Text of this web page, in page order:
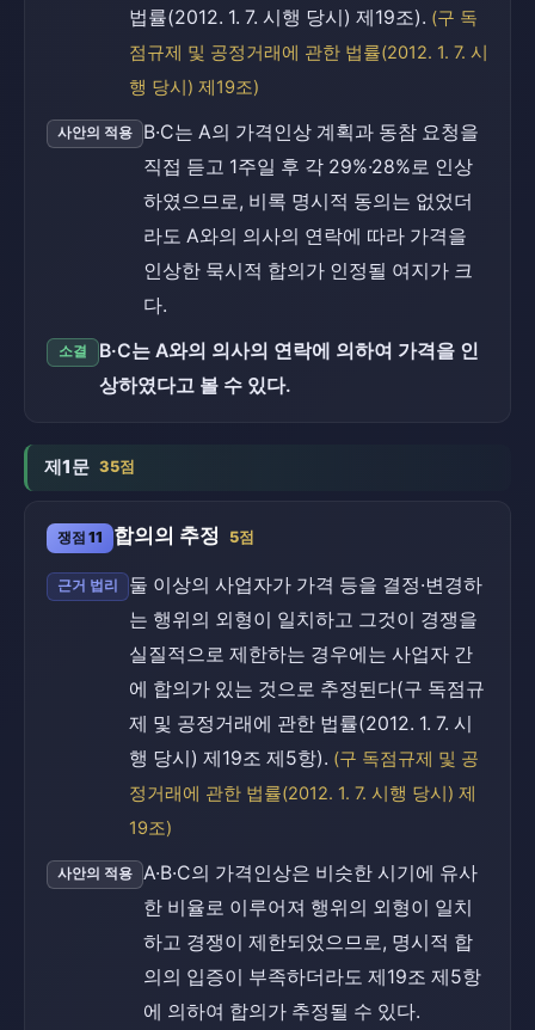
법률(2012. 1. 7. 시행 당시) 제19조). (구 독
점규제 및 공정거래에 관한 법률(2012. 1. 7. 시
행 당시) 제19조)
사안의 적용
B·C는 A의 가격인상 계획과 동참 요청을
직접 듣고 1주일 후 각 29%·28%로 인상
하였으므로, 비록 명시적 동의는 없었더
라도 A와의 의사의 연락에 따라 가격을
인상한 묵시적 합의가 인정될 여지가 크
다.
소결
B·C는 A와의 의사의 연락에 의하여 가격을 인
상하였다고 볼 수 있다.
제1문 35점
쟁점 11 합의의 추정 5점
근거 법리
둘 이상의 사업자가 가격 등을 결정·변경하
는 행위의 외형이 일치하고 그것이 경쟁을
실질적으로 제한하는 경우에는 사업자 간
에 합의가 있는 것으로 추정된다(구 독점규
제 및 공정거래에 관한 법률(2012. 1. 7. 시
행 당시) 제19조 제5항). (구 독점규제 및 공
정거래에 관한 법률(2012. 1. 7. 시행 당시) 제
19조)
사안의 적용
A·B·C의 가격인상은 비슷한 시기에 유사
한 비율로 이루어져 행위의 외형이 일치
하고 경쟁이 제한되었으므로, 명시적 합
의의 입증이 부족하더라도 제19조 제5항
에 의하여 합의가 추정될 수 있다.